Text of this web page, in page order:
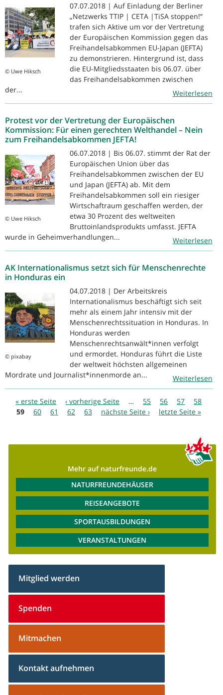
© Uwe Hiksch
07.07.2018 | Auf Einladung der Berliner
„Netzwerks TTIP | CETA |TiSA stoppen!“
trafen sich Aktive um vor der Vertretung
der Europäischen Kommission gegen das
Freihandelsabkommen EU-Japan (JEFTA)
zu demonstrieren. Hintergrund ist, dass
die EU-Mitgliedsstaaten bis 06.07. über
das Freihandelsabkommen zwischen
der...
Weiterlesen
Protest vor der Vertretung der Europäischen
Kommission: Für einen gerechten Welthandel – Nein
zum Freihandelsabkommen JEFTA!
© Uwe Hiksch
06.07.2018 | Bis 06.07. stimmt der Rat der
Europäischen Union über das
Freihandelsabkommen zwischen der EU
und Japan (JEFTA) ab. Mit dem
Freihandelsabkommen soll ein riesiger
Wirtschaftraum geschaffen werden, der
etwa 30 Prozent des weltweiten
Bruttoinlandsprodukts umfasst. JEFTA
wurde in Geheimverhandlungen...
Weiterlesen
AK Internationalismus setzt sich für Menschenrechte
in Honduras ein
© pixabay
04.07.2018 | Der Arbeitskreis
Internationalismus beschäftigt sich seit
mehr als einem Jahr intensiv mit der
Menschenrechtssituation in Honduras. In
Honduras werden
Menschenrechtsanwält*innen verfolgt
und ermordet. Honduras führt die Liste
der weltweit höchsten allgemeinen
Mordrate und Journalist*innenmorde an...
Weiterlesen
Seiten
« erste Seite ‹ vorherige Seite … 55 56 57
58
59
60 61 62 63 nächste Seite › letzte Seite »
Mehr auf naturfreunde.de
NATURFREUNDEHÄUSER
REISEANGEBOTE
SPORTAUSBILDUNGEN
VERANSTALTUNGEN
Mitglied werden
Spenden
Mitmachen
Kontakt aufnehmen